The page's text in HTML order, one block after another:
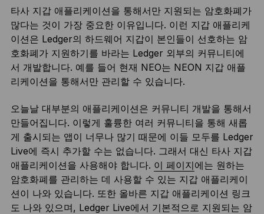
타사 지갑 애플리케이션을 통해서만 지원되는 암호화폐가
많다는 것이 가장 중요한 이유입니다. 이런 지갑 애플리케
이션은 Ledger의 하드웨어 지갑이 본인들이 선호하는 암
호화폐가 지원하기를 바라는 Ledger 외부의 커뮤니티에
서 개발합니다. 예를 들어 현재 NEO는 NEON 지갑 애플
리케이션을 통해서만 관리할 수 있습니다.
오늘날 대부분의 애플리케이션은 커뮤니티 개발을 통해서
만들어집니다. 이렇게 훌륭한 여러 커뮤니티을 통해 새롭
게 출시되는 앱이 너무나 많기 때문에 이들 모두를 Ledger
Live에 즉시 추가할 수는 없습니다. 그래서 대신 타사 지갑
애플리케이션을 사용해야 합니다. 이 페이지에는 원하는
암호화폐를 관리하는 데 사용할 수 있는 지갑 애플리케이
션이 나와 있습니다. 또한 올바른 지갑 애플리케이션 링크
도 나와 있으며, Ledger Live에서 기본적으로 지원되는 암